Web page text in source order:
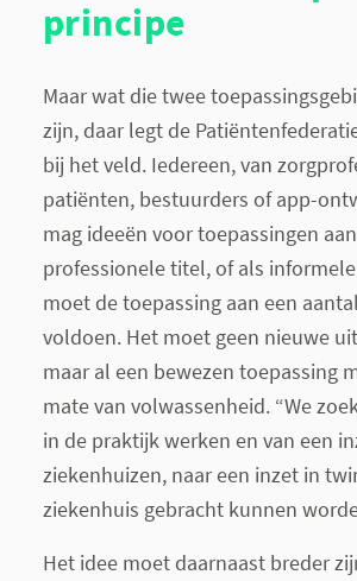
principe
Maar wat die twee
zijn, daar legt de
bij het veld. Iedereen, van
patiënten, bestuurders of app-
mag ideeën voor toepassingen
professionele titel, of als
moet de toepassing aan een
voldoen. Het moet geen nieuwe
maar al een bewezen toepassing
mate van volwassenheid. “We
in de praktijk werken en van een
ziekenhuizen, naar een inzet in
ziekenhuis gebracht kunnen
Het idee moet daarnaast breder